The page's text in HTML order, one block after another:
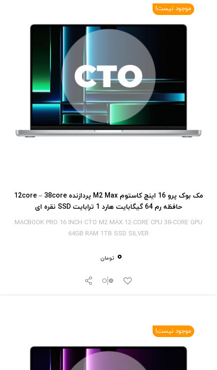
موجود نیست!
مک بوک پرو 16 اینچ کاستوم M2 Max پردازنده 12core – 38core
حافظه رم 64 گیگابایت هارد 1 ترابایت SSD نقره ای
MACBOOK PRO 16 INCH CTO M2 MAX 12-CORE CPU 38-CORE GPU
64GB RAM 1TB SSD SILVER
0 تومان
موجود نیست!